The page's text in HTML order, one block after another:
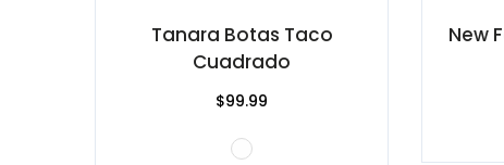
Tanara Botas Taco
Cuadrado
$99.99
New